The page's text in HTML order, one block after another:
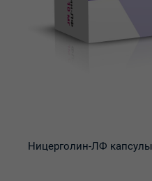
Ницерголин-ЛФ